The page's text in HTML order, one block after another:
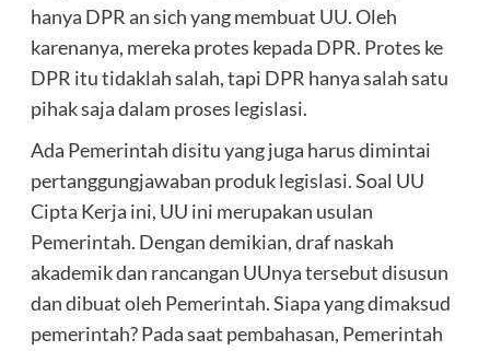
hanya DPR an sich yang membuat UU. Oleh
karenanya, mereka protes kepada DPR. Protes ke
DPR itu tidaklah salah, tapi DPR hanya salah satu
pihak saja dalam proses legislasi.
Ada Pemerintah disitu yang juga harus dimintai
pertanggungjawaban produk legislasi. Soal UU
Cipta Kerja ini, UU ini merupakan usulan
Pemerintah. Dengan demikian, draf naskah
akademik dan rancangan UUnya tersebut disusun
dan dibuat oleh Pemerintah. Siapa yang dimaksud
pemerintah? Pada saat pembahasan, Pemerintah